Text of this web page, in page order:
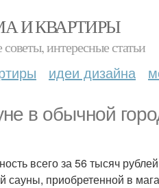
И КВАРТИРЫ
интересные статьи
идеи дизайна
в обычной
всего за 56 тысяч
сауны, приобретенной в